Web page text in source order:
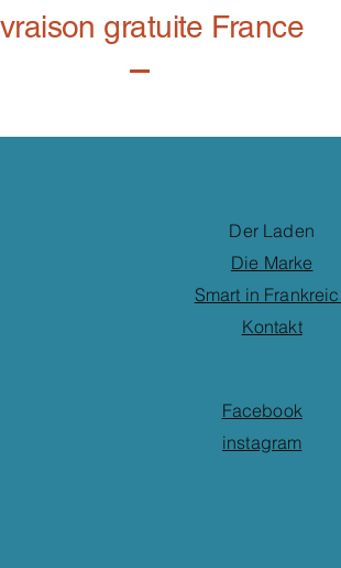
gratuite France
Der Laden
Die Marke
Smart in
Kontakt
Facebook
instagram